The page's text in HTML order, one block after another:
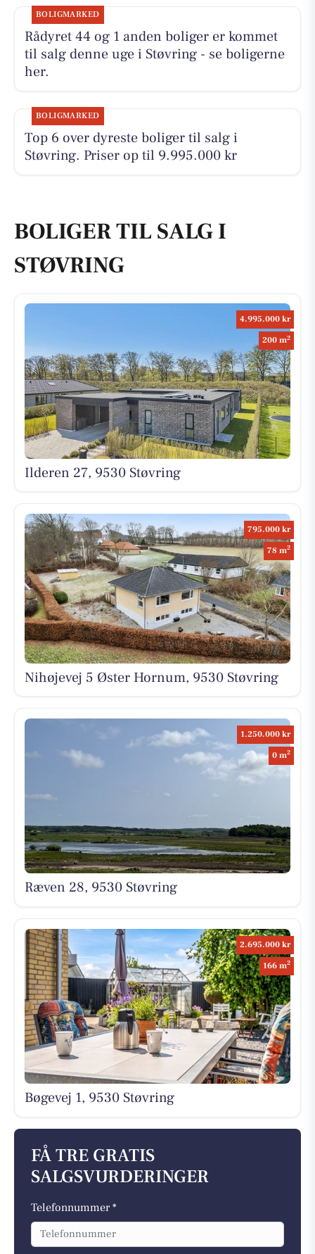
BOLIGMARKED
Rådyret 44 og 1 anden boliger er kommet
til salg denne uge i Støvring - se boligerne
her.
BOLIGMARKED
Top 6 over dyreste boliger til salg i
Støvring. Priser op til 9.995.000 kr
BOLIGER TIL SALG I
STØVRING
4.995.000 kr
200 m2
Ilderen 27, 9530 Støvring
795.000 kr
78 m2
Nihøjevej 5 Øster Hornum, 9530 Støvring
1.250.000 kr
0 m2
Ræven 28, 9530 Støvring
2.695.000 kr
166 m2
Bøgevej 1, 9530 Støvring
FÅ TRE GRATIS
SALGSVURDERINGER
Telefonnummer *